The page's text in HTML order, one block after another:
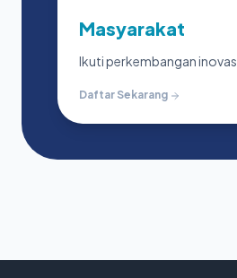
Masyarakat
Ikuti perkembangan
Daftar Sekarang